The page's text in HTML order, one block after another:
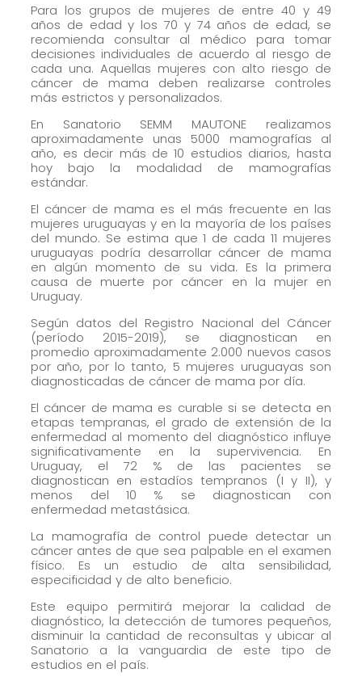
Para los grupos de mujeres de entre 40 y 49
años de edad y los 70 y 74 años de edad, se
recomienda consultar al médico para tomar
decisiones individuales de acuerdo al riesgo de
cada una. Aquellas mujeres con alto riesgo de
cáncer de mama deben realizarse controles
más estrictos y personalizados.
En Sanatorio SEMM MAUTONE realizamos
aproximadamente unas 5000 mamografías al
año, es decir más de 10 estudios diarios, hasta
hoy bajo la modalidad de mamografías
estándar.
El cáncer de mama es el más frecuente en las
mujeres uruguayas y en la mayoría de los países
del mundo. Se estima que 1 de cada 11 mujeres
uruguayas podría desarrollar cáncer de mama
en algún momento de su vida. Es la primera
causa de muerte por cáncer en la mujer en
Uruguay.
Según datos del Registro Nacional del Cáncer
(período 2015-2019), se diagnostican en
promedio aproximadamente 2.000 nuevos casos
por año, por lo tanto, 5 mujeres uruguayas son
diagnosticadas de cáncer de mama por día.
El cáncer de mama es curable si se detecta en
etapas tempranas, el grado de extensión de la
enfermedad al momento del diagnóstico influye
significativamente en la supervivencia. En
Uruguay, el 72 % de las pacientes se
diagnostican en estadíos tempranos (I y II), y
menos del 10 % se diagnostican con
enfermedad metastásica.
La mamografía de control puede detectar un
cáncer antes de que sea palpable en el examen
físico. Es un estudio de alta sensibilidad,
especificidad y de alto beneficio.
Este equipo permitirá mejorar la calidad de
diagnóstico, la detección de tumores pequeños,
disminuir la cantidad de reconsultas y ubicar al
Sanatorio a la vanguardia de este tipo de
estudios en el país.
mientras visitas
nuestro sitio,
aumentas la
posibilidad de
ver contenido y
personalizados.